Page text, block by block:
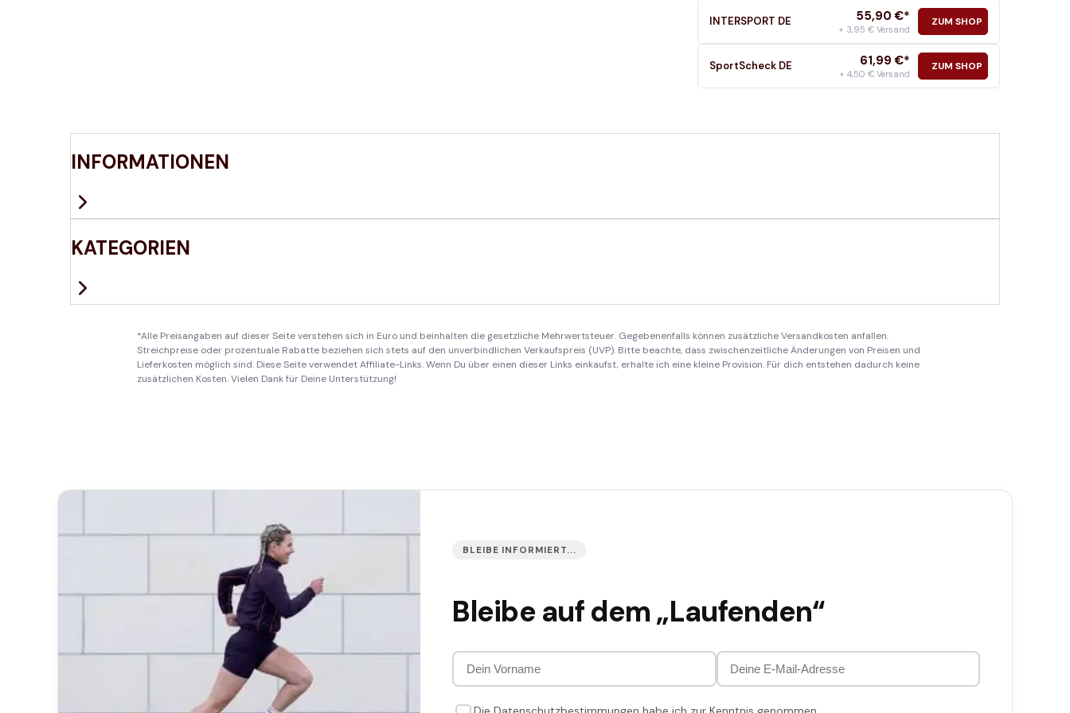
INTERSPORT DE 55,90 €*
+ 3,95 € Versand
ZUM SHOP
SportScheck DE 61,99 €*
+ 4,50 € Versand
ZUM SHOP
INFORMATIONEN
KATEGORIEN
*Alle Preisangaben auf dieser Seite verstehen sich in Euro und beinhalten die gesetzliche Mehrwertsteuer. Gegebenenfalls können zusätzliche Versandkosten anfallen.
Streichpreise oder prozentuale Rabatte beziehen sich stets auf den unverbindlichen Verkaufspreis (UVP). Bitte beachte, dass zwischenzeitliche Änderungen von Preisen und
Lieferkosten möglich sind. Diese Seite verwendet Affiliate-Links. Wenn Du über einen dieser Links einkaufst, erhalte ich eine kleine Provision. Für dich entstehen dadurch keine
zusätzlichen Kosten. Vielen Dank für Deine Unterstützung!
BLEIBE INFORMIERT...
Bleibe auf dem „Laufenden“